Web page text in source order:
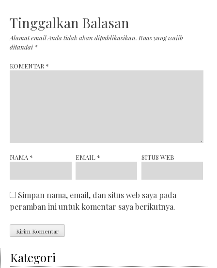
Tinggalkan Balasan
Alamat email Anda tidak akan dipublikasikan. Ruas yang wajib
ditandai *
KOMENTAR *
NAMA * EMAIL * SITUS WEB
Simpan nama, email, dan situs web saya pada
peramban ini untuk komentar saya berikutnya.
Kategori